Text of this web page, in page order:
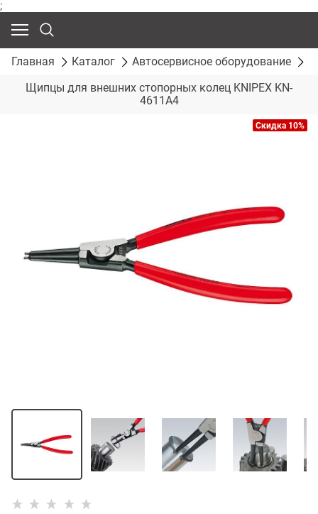
;
Главная Каталог Автосервисное оборудование
Щипцы для внешних стопорных колец KNIPEX KN-
4611A4
Скидка 10%